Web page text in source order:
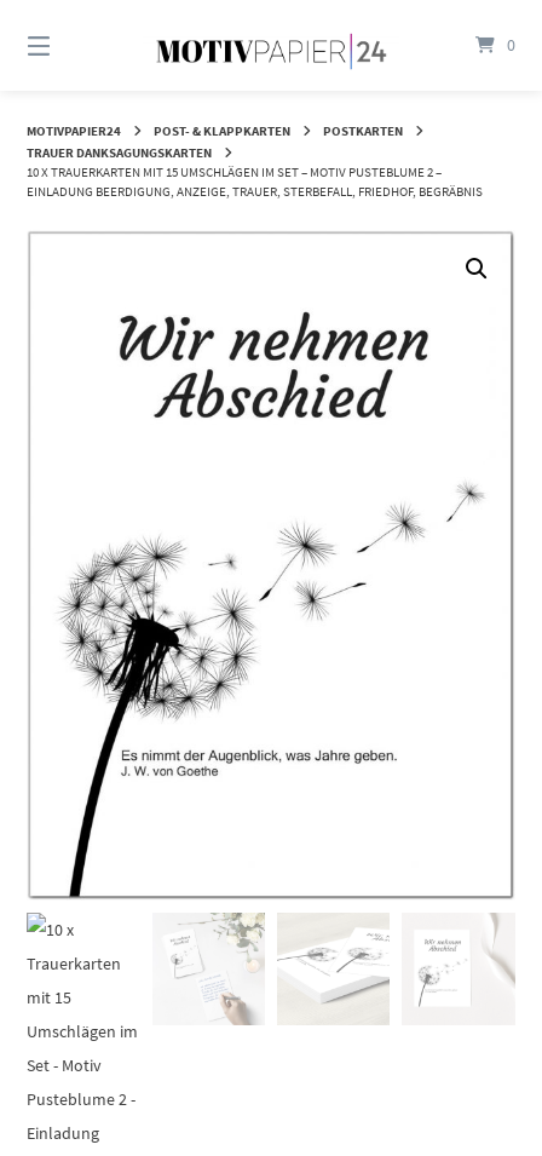
zum
0
MOTIVPAPIER24 POST- & KLAPPKARTEN
POSTKARTEN
TRAUER DANKSAGUNGSKARTEN
10 X TRAUERKARTEN MIT 15 UMSCHLÄGEN IM SET – MOTIV PUSTEBLUME 2 –
EINLADUNG BEERDIGUNG, ANZEIGE, TRAUER, STERBEFALL, FRIEDHOF, BEGRÄBNIS